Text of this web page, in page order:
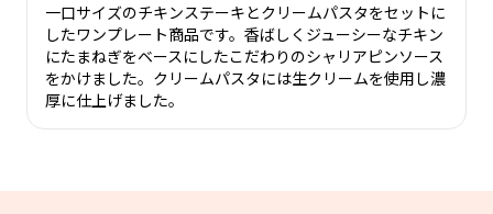
一口サイズのチキンステーキとクリームパスタをセットに
したワンプレート商品です。香ばしくジューシーなチキン
にたまねぎをベースにしたこだわりのシャリアピンソース
をかけました。クリームパスタには生クリームを使用し濃
厚に仕上げました。